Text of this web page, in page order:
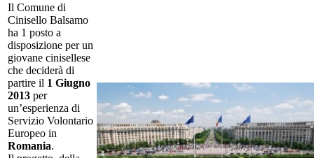
Il Comune di
Cinisello Balsamo
ha 1 posto a
disposizione per un
giovane cinisellese
che deciderà di
partire il 1 Giugno
2013 per
un’esperienza di
Servizio Volontario
Europeo in
Romania.